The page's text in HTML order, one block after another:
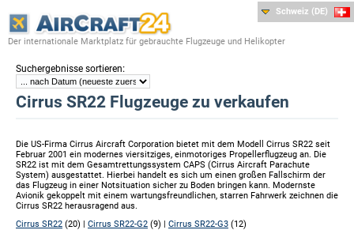
Der internationale Marktplatz für gebrauchte Flugzeuge und Helikopter
Schweiz (DE)
Suchergebnisse sortieren:
Cirrus SR22 Flugzeuge zu verkaufen
Die US-Firma Cirrus Aircraft Corporation bietet mit dem Modell Cirrus SR22 seit
Februar 2001 ein modernes viersitziges, einmotoriges Propellerflugzeug an. Die
SR22 ist mit dem Gesamtrettungssystem CAPS (Cirrus Aircraft Parachute
System) ausgestattet. Hierbei handelt es sich um einen großen Fallschirm der
das Flugzeug in einer Notsituation sicher zu Boden bringen kann. Modernste
Avionik gekoppelt mit einem wartungsfreundlichen, starren Fahrwerk zeichnen die
Cirrus SR22 herausragend aus.
Cirrus SR22 (20) | Cirrus SR22-G2 (9) | Cirrus SR22-G3 (12)